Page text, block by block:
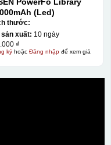
(Led)
thước:
sản xuất: 10 ngày
₫
kýhoặc Đăng nhậpđể xem giá